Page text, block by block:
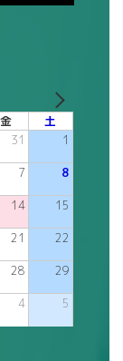
金 土
31 1
7 8
14 15
21 22
28 29
4 5